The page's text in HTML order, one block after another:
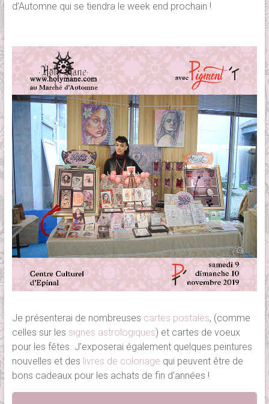
d’Automne qui se tiendra le week end prochain !
Je présenterai de nombreuses cartes postales, (comme
celles sur les signes astrologiques) et cartes de voeux
pour les fêtes. J’exposerai également quelques peintures
nouvelles et des livres de coloriage qui peuvent être de
bons cadeaux pour les achats de fin d’années !